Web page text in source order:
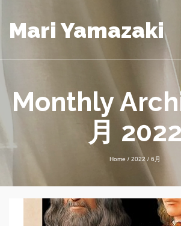
Mari Yamazaki
Monthly
月 2022
Home / 2022 / 6月